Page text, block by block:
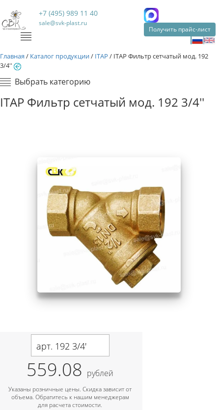
+7 (495) 989 11 40
sale@svk-plast.ru
Получить прайс-лист
Главная / Каталог продукции/ ITAP / ITAP Фильтр сетчатый мод. 192
3/4''
Выбрать категорию
ITAP Фильтр сетчатый мод. 192 3/4''
арт. 192 3/4'
559.08 рублей
Указаны розничные цены. Скидка зависит от
объема. Обратитесь к нашим менеджерам
для расчета стоимости.